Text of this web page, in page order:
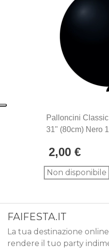
palloncini Rocca Fun
1902. Si distinguono per
produzione Made in Italy,
artigianale e attenzione ai
Palloncini
31" (80cm) Nero
2,00 €
Non disponibile
FAIFESTA.IT
La tua destinazione
rendere il tuo party